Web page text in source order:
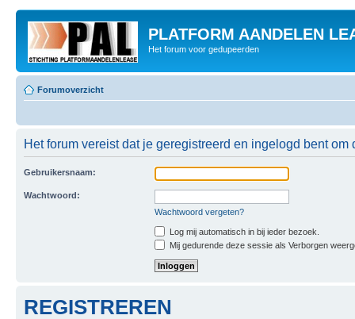
PLATFORM AANDELEN
Het forum voor gedupeerden
Forumoverzicht
Het forum vereist dat je geregistreerd en ingelogd bent
Gebruikersnaam:
Wachtwoord:
Wachtwoord vergeten?
Log mij automatisch in bij ieder bezoek.
Mij gedurende deze sessie als Verborgen
REGISTREREN